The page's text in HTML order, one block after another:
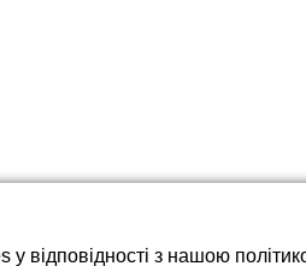
відповідності з нашою